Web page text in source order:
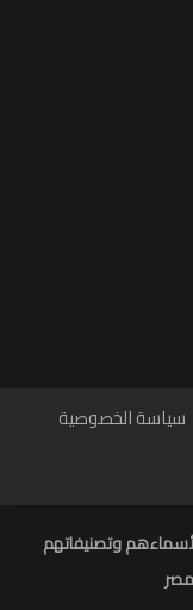
سياسة الخصوصية
وتصنيفاتهم
مصر